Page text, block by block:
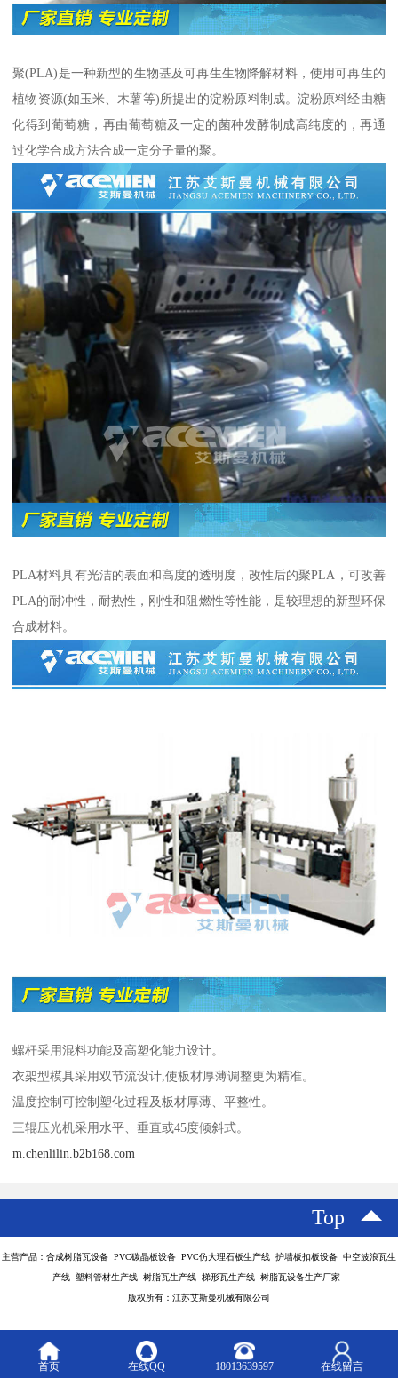
聚(PLA)是一种新型的生物基及可再生生物降解材料，使用可再生的
植物资源(如玉米、木薯等)所提出的淀粉原料制成。淀粉原料经由糖
化得到葡萄糖，再由葡萄糖及一定的菌种发酵制成高纯度的，再通
过化学合成方法合成一定分子量的聚。
PLA材料具有光洁的表面和高度的透明度，改性后的聚PLA，可改善
PLA的耐冲性，耐热性，刚性和阻燃性等性能，是较理想的新型环保
合成材料。
螺杆采用混料功能及高塑化能力设计。
衣架型模具采用双节流设计,使板材厚薄调整更为精准。
温度控制可控制塑化过程及板材厚薄、平整性。
三辊压光机采用水平、垂直或45度倾斜式。
m.chenlilin.b2b168.com
Top
主营产品：合成树脂瓦设备 PVC碳晶板设备 PVC仿大理石板生产线 护墙板扣板设备 中空波浪瓦生
产线 塑料管材生产线 树脂瓦生产线 梯形瓦生产线 树脂瓦设备生产厂家
版权所有：江苏艾斯曼机械有限公司
首页 在线QQ 18013639597 在线留言